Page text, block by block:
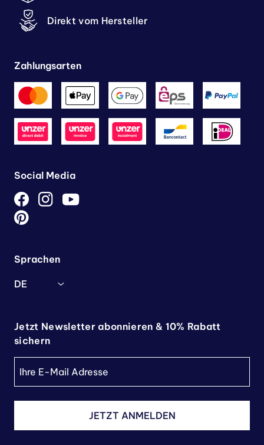
Direkt vom Hersteller
Zahlungsarten
Social Media
Sprachen
DE
Jetzt Newsletter abonnieren & 10% Rabatt
sichern
JETZT ANMELDEN